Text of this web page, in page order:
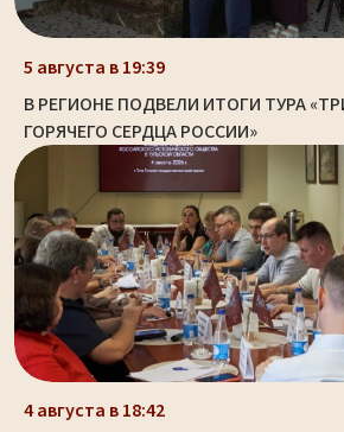
5 августа в 19:39
В РЕГИОНЕ ПОДВЕЛИ ИТОГИ ТУРА
ГОРЯЧЕГО СЕРДЦА РОССИИ»
4 августа в 18:42